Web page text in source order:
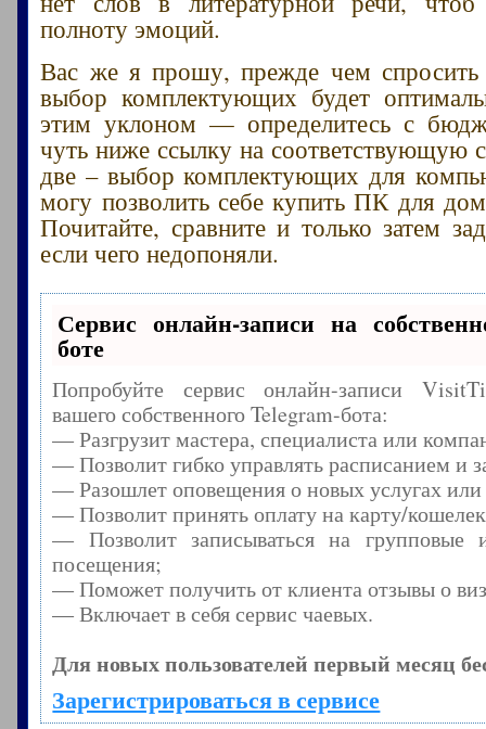
полноту эмоций.
Вас же я прошу, прежде чем
выбор комплектующих будет
этим уклоном — определитесь с
чуть ниже ссылку на соответствующую
две – выбор комплектующих для
могу позволить себе купить ПК для
Почитайте, сравните и только затем
если чего недопоняли.
Сервис онлайн-записи на
боте
Попробуйте сервис онлайн-записи
вашего собственного Telegram-бота:
— Разгрузит мастера, специалиста или
— Позволит гибко управлять расписанием и
— Разошлет оповещения о новых услугах
— Позволит принять оплату на карту/
— Позволит записываться на групповые
посещения;
— Поможет получить от клиента отзывы о
— Включает в себя сервис чаевых.
Для новых пользователей первый месяц
Зарегистрироваться в сервисе